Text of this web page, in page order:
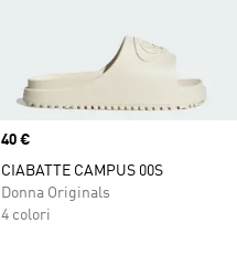
Price
40 €
CIABATTE CAMPUS 00S
Donna Originals
4 colori